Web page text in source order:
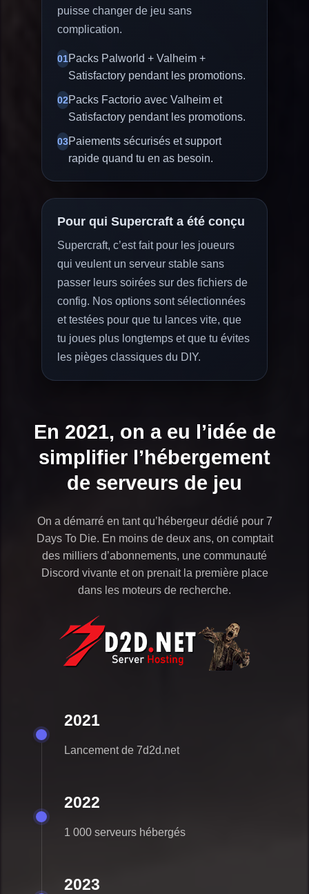
puisse changer de jeu sans
complication.
01Packs Palworld + Valheim +
Satisfactory pendant les promotions.
02Packs Factorio avec Valheim et
Satisfactory pendant les promotions.
03Paiements sécurisés et support
rapide quand tu en as besoin.
Pour qui Supercraft a été conçu
Supercraft, c’est fait pour les joueurs
qui veulent un serveur stable sans
passer leurs soirées sur des fichiers de
config. Nos options sont sélectionnées
et testées pour que tu lances vite, que
tu joues plus longtemps et que tu évites
les pièges classiques du DIY.
En 2021, on a eu l’idée de
simplifier l’hébergement
de serveurs de jeu
On a démarré en tant qu’hébergeur dédié pour 7
Days To Die. En moins de deux ans, on comptait
des milliers d’abonnements, une communauté
Discord vivante et on prenait la première place
dans les moteurs de recherche.
2021
Lancement de 7d2d.net
2022
1 000 serveurs hébergés
2023